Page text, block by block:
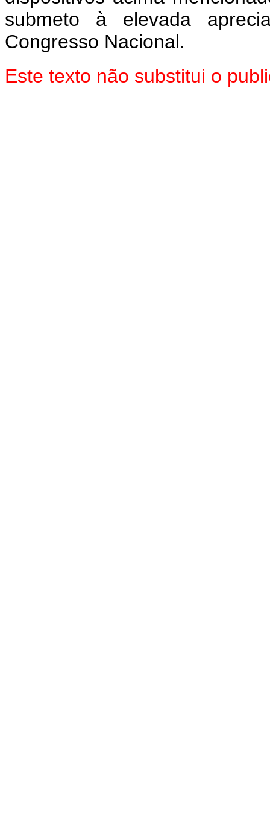
submeto à elevada
Congresso Nacional.
Este texto não substitui o